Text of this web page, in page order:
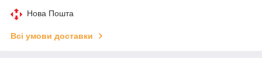
Нова Пошта
Всі умови доставки